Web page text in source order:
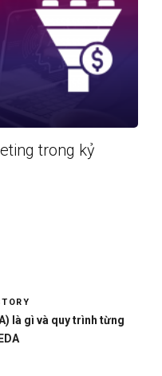
trong kỷ
là gì và quy trình từng